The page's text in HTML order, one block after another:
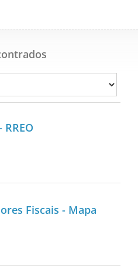
Fiscais - Mapa